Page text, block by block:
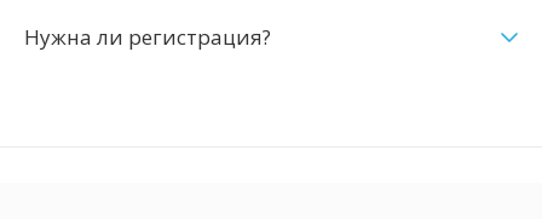
Нужна ли регистрация?